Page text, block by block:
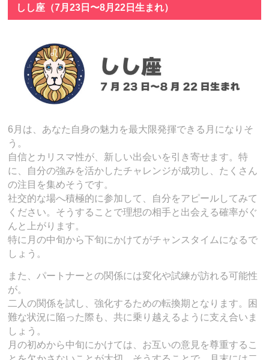
しし座（7月23日〜8月22日生まれ）
6月は、あなた自身の魅力を最大限発揮できる月になりそ
う。
自信とカリスマ性が、新しい出会いを引き寄せます。特
に、自分の強みを活かしたチャレンジが成功し、たくさん
の注目を集めそうです。
社交的な場へ積極的に参加して、自分をアピールしてみて
ください。そうすることで理想の相手と出会える確率がぐ
んと上がります。
特に月の中旬から下旬にかけてがチャンスタイムになるで
しょう。
また、パートナーとの関係には変化や試練が訪れる可能性
が。
二人の関係を試し、強化するための転換期となります。困
難な状況に陥った際も、共に乗り越えるように支え合いま
しょう。
月の初めから中旬にかけては、お互いの意見を尊重するこ